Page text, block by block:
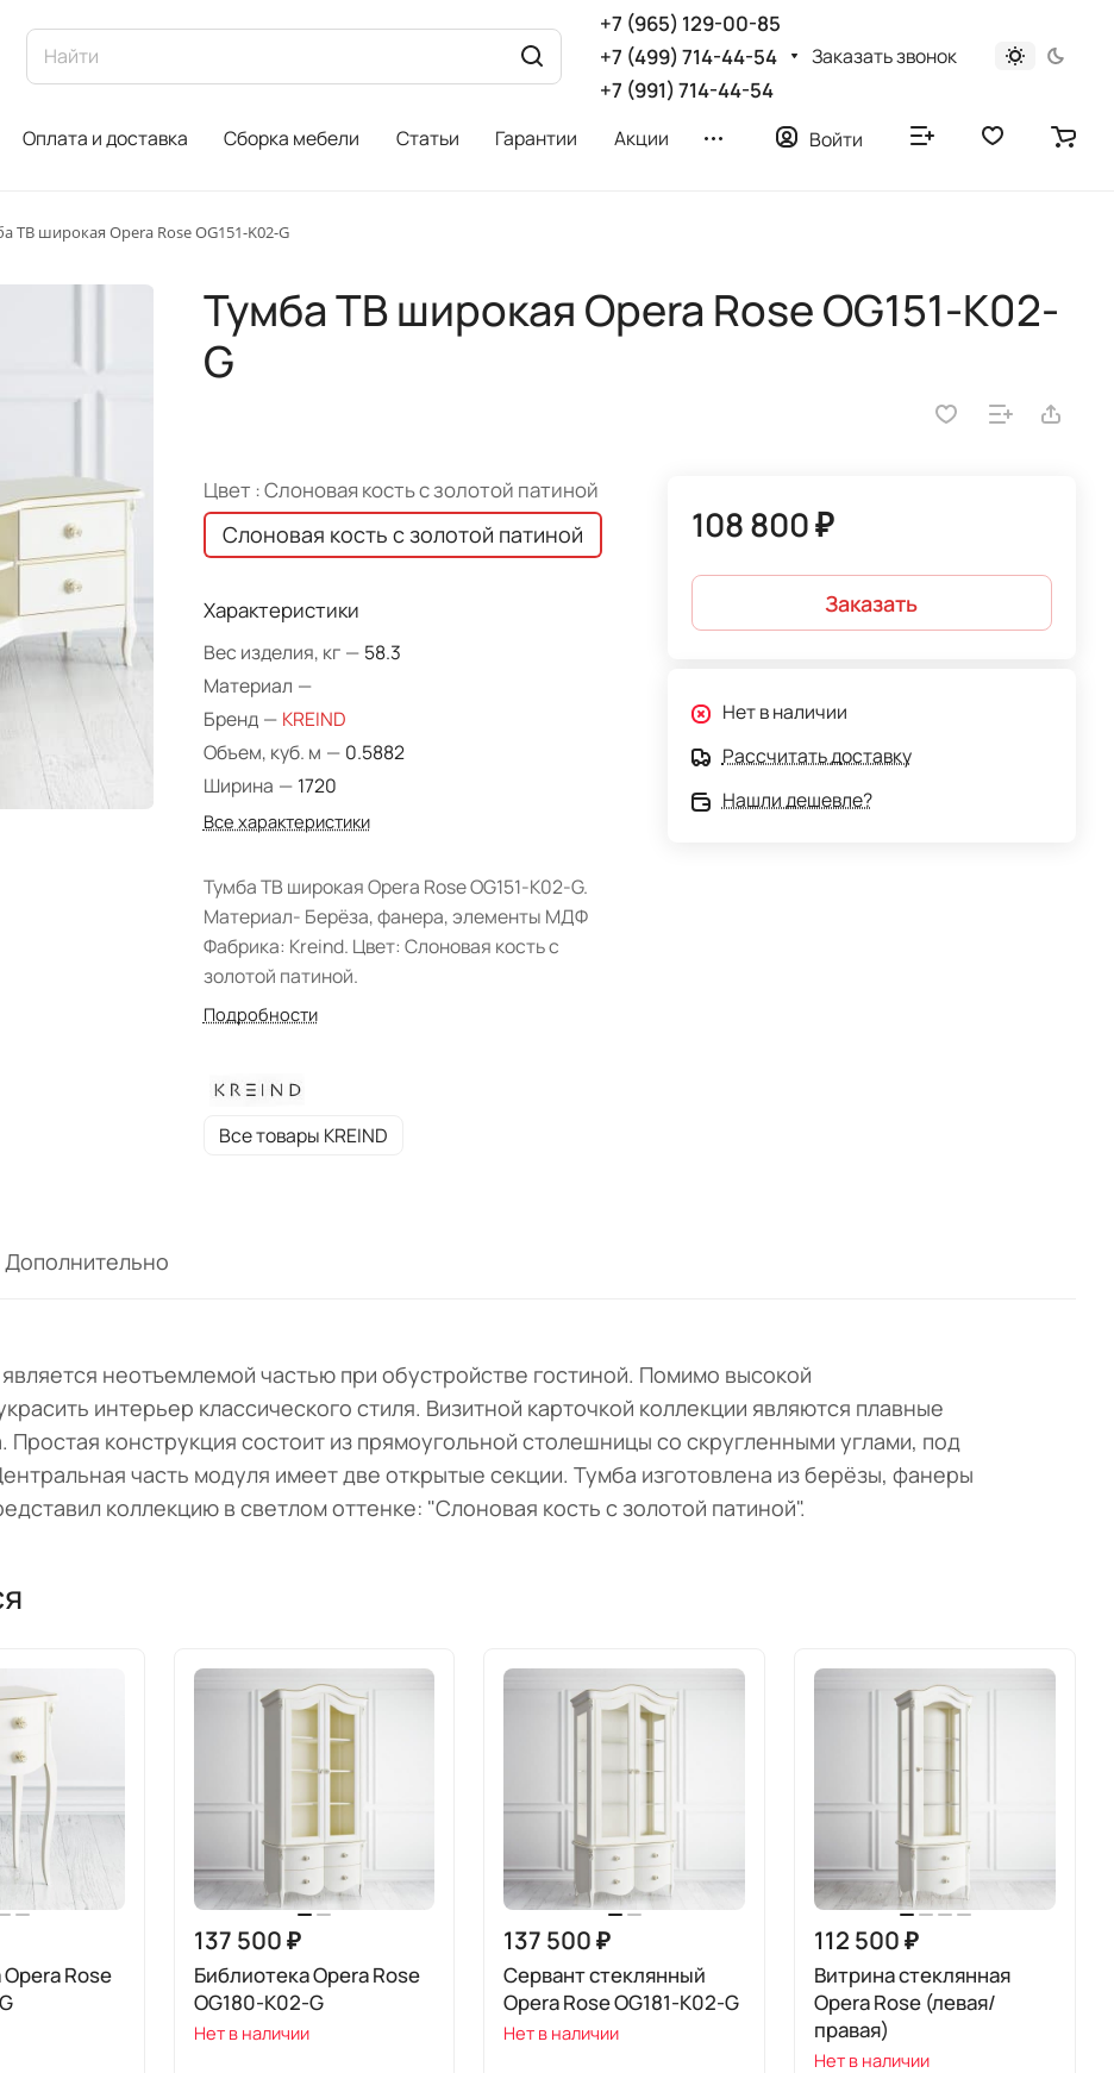
+7 (965) 129-00-85
+7 (499) 714-44-54
+7 (991) 714-44-54
Заказать звонок
Оплата и доставка Сборка мебели Статьи Гарантии Акции Войти
ТВ широкая Opera Rose OG151-K02-G
Тумба ТВ широкая Opera Rose OG151-K02-
G
Цвет :Слоновая кость с золотой патиной
Слоновая кость с золотой патиной
Характеристики
Вес изделия, кг — 58.3
Материал —
Бренд — KREIND
Объем, куб. м — 0.5882
Ширина — 1720
Все характеристики
Тумба ТВ широкая Opera Rose OG151-K02-G.
Материал- Берёза, фанера, элементы МДФ
Фабрика: Kreind. Цвет: Слоновая кость с
золотой патиной.
Подробности
Все товары KREIND
108 800 ₽
Заказать
Нет в наличии
Рассчитать доставку
Нашли дешевле?
Дополнительно
неотъемлемой частью при обустройстве гостиной. Помимо высокой
интерьер классического стиля. Визитной карточкой коллекции являются плавные
конструкция состоит из прямоугольной столешницы со скругленными углами, под
часть модуля имеет две открытые секции. Тумба изготовлена из берёзы, фанеры
коллекцию в светлом оттенке: "Слоновая кость с золотой патиной".
Rose
137 500 ₽
Библиотека Opera Rose
OG180-K02-G
Нет в наличии
137 500 ₽
Сервант стеклянный
Opera Rose OG181-K02-G
Нет в наличии
112 500 ₽
Витрина стеклянная
Opera Rose (левая/
правая)
Нет в наличии